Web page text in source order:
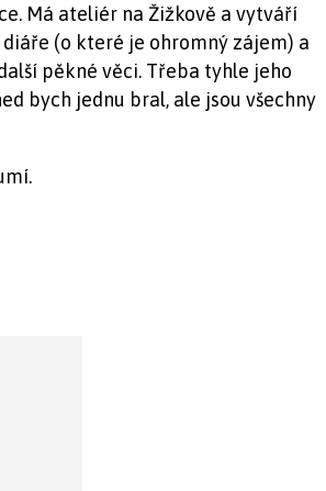
Má ateliér na Žižkově a vytváří
(o které je ohromný zájem) a
pěkné věci. Třeba tyhle jeho
bych jednu bral, ale jsou všechny